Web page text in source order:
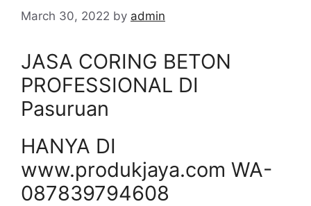
March 30, 2022 by admin
JASA CORING BETON
PROFESSIONAL DI
Pasuruan
HANYA DI
www.produkjaya.com WA-
087839794608